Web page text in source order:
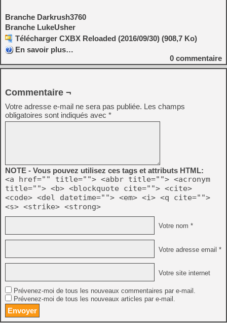
Branche Darkrush3760
Branche LukeUsher
Télécharger CXBX Reloaded (2016/09/30) (908,7 Ko)
En savoir plus…
0 commentaire
Commentaire ¬
Votre adresse e-mail ne sera pas publiée. Les champs
obligatoires sont indiqués avec *
NOTE - Vous pouvez utilisez ces tags et attributs HTML:
<a href="" title=""> <abbr title=""> <acronym
title=""> <b> <blockquote cite=""> <cite>
<code> <del datetime=""> <em> <i> <q cite="">
<s> <strike> <strong>
Votre nom *
Votre adresse email *
Votre site internet
Prévenez-moi de tous les nouveaux commentaires par e-mail.
Prévenez-moi de tous les nouveaux articles par e-mail.